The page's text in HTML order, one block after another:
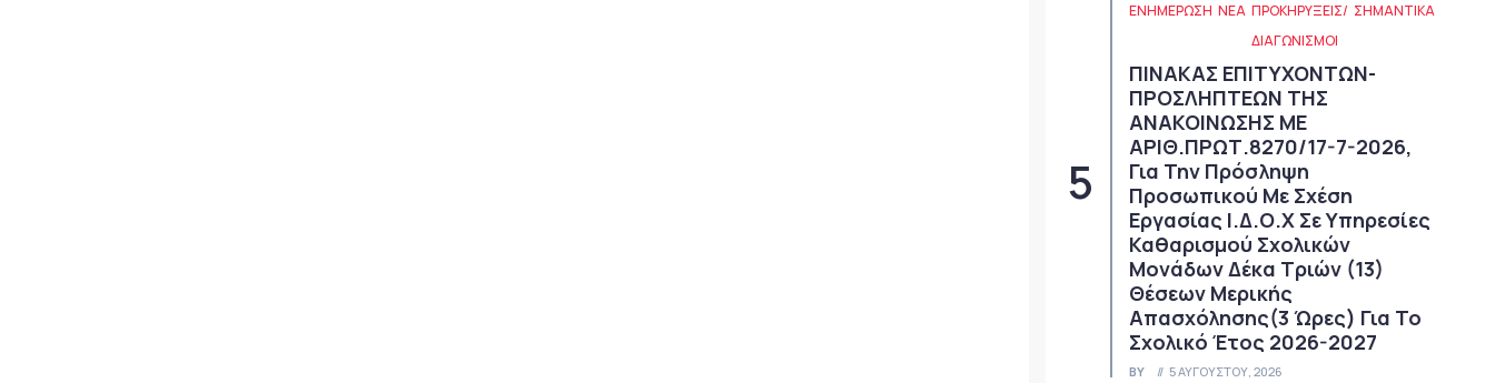
ΕΝΗΜΕΡΩΣΗ ΝΈΑ ΠΡΟΚΗΡΎΞΕΙΣ/
ΔΙΑΓΩΝΙΣΜΟΊ
ΣΗΜΑΝΤΙΚΆ
ΠΙΝΑΚΑΣ ΕΠΙΤΥΧΟΝΤΩΝ-
ΠΡΟΣΛΗΠΤΕΩΝ ΤΗΣ
ΑΝΑΚΟΙΝΩΣΗΣ ΜΕ
ΑΡΙΘ.ΠΡΩΤ.8270/17-7-2026,
Για Την Πρόσληψη
Προσωπικού Με Σχέση
Εργασίας Ι.Δ.Ο.Χ Σε Υπηρεσίες
Καθαρισμού Σχολικών
Μονάδων Δέκα Τριών (13)
Θέσεων Μερικής
Απασχόλησης(3 Ώρες) Για Το
Σχολικό Έτος 2026-2027
BY 5 ΑΥΓΟΎΣΤΟΥ, 2026